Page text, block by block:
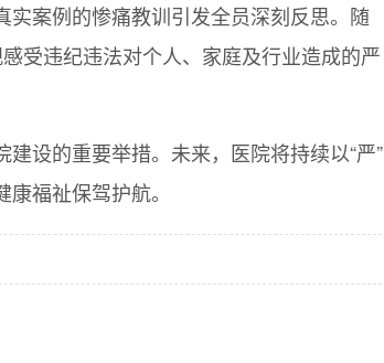
案例的惨痛教训引发全员深刻反思。随
受违纪违法对个人、家庭及行业造成的严
设的重要举措。未来，医院将持续以“严”
福祉保驾护航。